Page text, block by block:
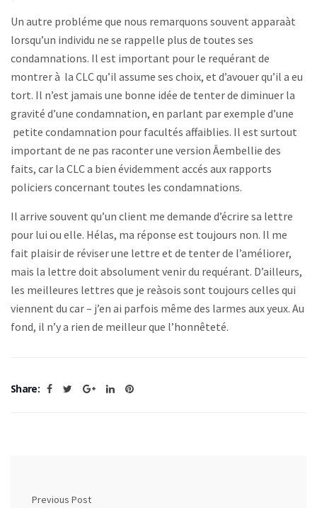
Un autre probléme que nous remarquons souvent apparaàt
lorsqu’un individu ne se rappelle plus de toutes ses
condamnations. Il est important pour le requérant de
montrer à la CLC qu’il assume ses choix, et d’avouer qu’il a eu
tort. Il n’est jamais une bonne idée de tenter de diminuer la
gravité d’une condamnation, en parlant par exemple d’une
petite condamnation pour facultés affaiblies. Il est surtout
important de ne pas raconter une version Âembellie des
faits, car la CLC a bien évidemment accés aux rapports
policiers concernant toutes les condamnations.
Il arrive souvent qu’un client me demande d’écrire sa lettre
pour lui ou elle. Hélas, ma réponse est toujours non. Il me
fait plaisir de réviser une lettre et de tenter de l’améliorer,
mais la lettre doit absolument venir du requérant. D’ailleurs,
les meilleures lettres que je reàsois sont toujours celles qui
viennent du car – j’en ai parfois même des larmes aux yeux. Au
fond, il n’y a rien de meilleur que l’honnêteté.
Share:
Previous Post